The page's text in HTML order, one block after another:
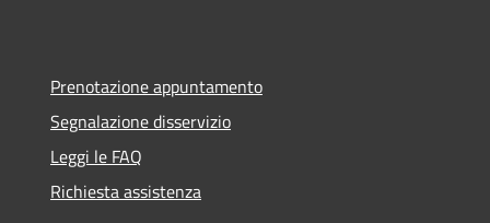
Prenotazione appuntamento
Segnalazione disservizio
Leggi le FAQ
Richiesta assistenza